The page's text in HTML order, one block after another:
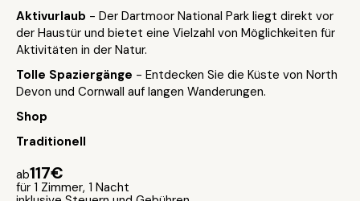
Aktivurlaub - Der Dartmoor National Park liegt direkt vor
der Haustür und bietet eine Vielzahl von Möglichkeiten für
Aktivitäten in der Natur.
Tolle Spaziergänge - Entdecken Sie die Küste von North
Devon und Cornwall auf langen Wanderungen.
Shop
Traditionell
ab117€
für 1 Zimmer, 1 Nacht